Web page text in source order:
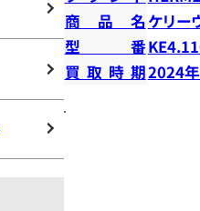
商品名 ケリー
型番
買取時期2024